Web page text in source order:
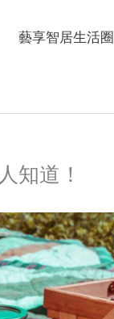
藝享智居生活圈
知道！